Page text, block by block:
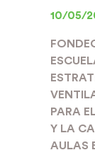
10/05/
PARA
Y LA
AULAS